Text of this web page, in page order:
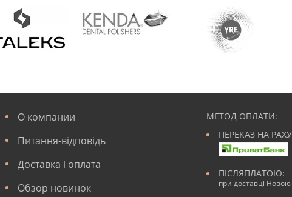
О компании
Питання-відповідь
Доставка і оплата
Обзор новинок
МЕТОД ОПЛАТИ:
ПЕРЕКАЗ НА
ПІСЛЯПЛАТОЮ:
при доставці